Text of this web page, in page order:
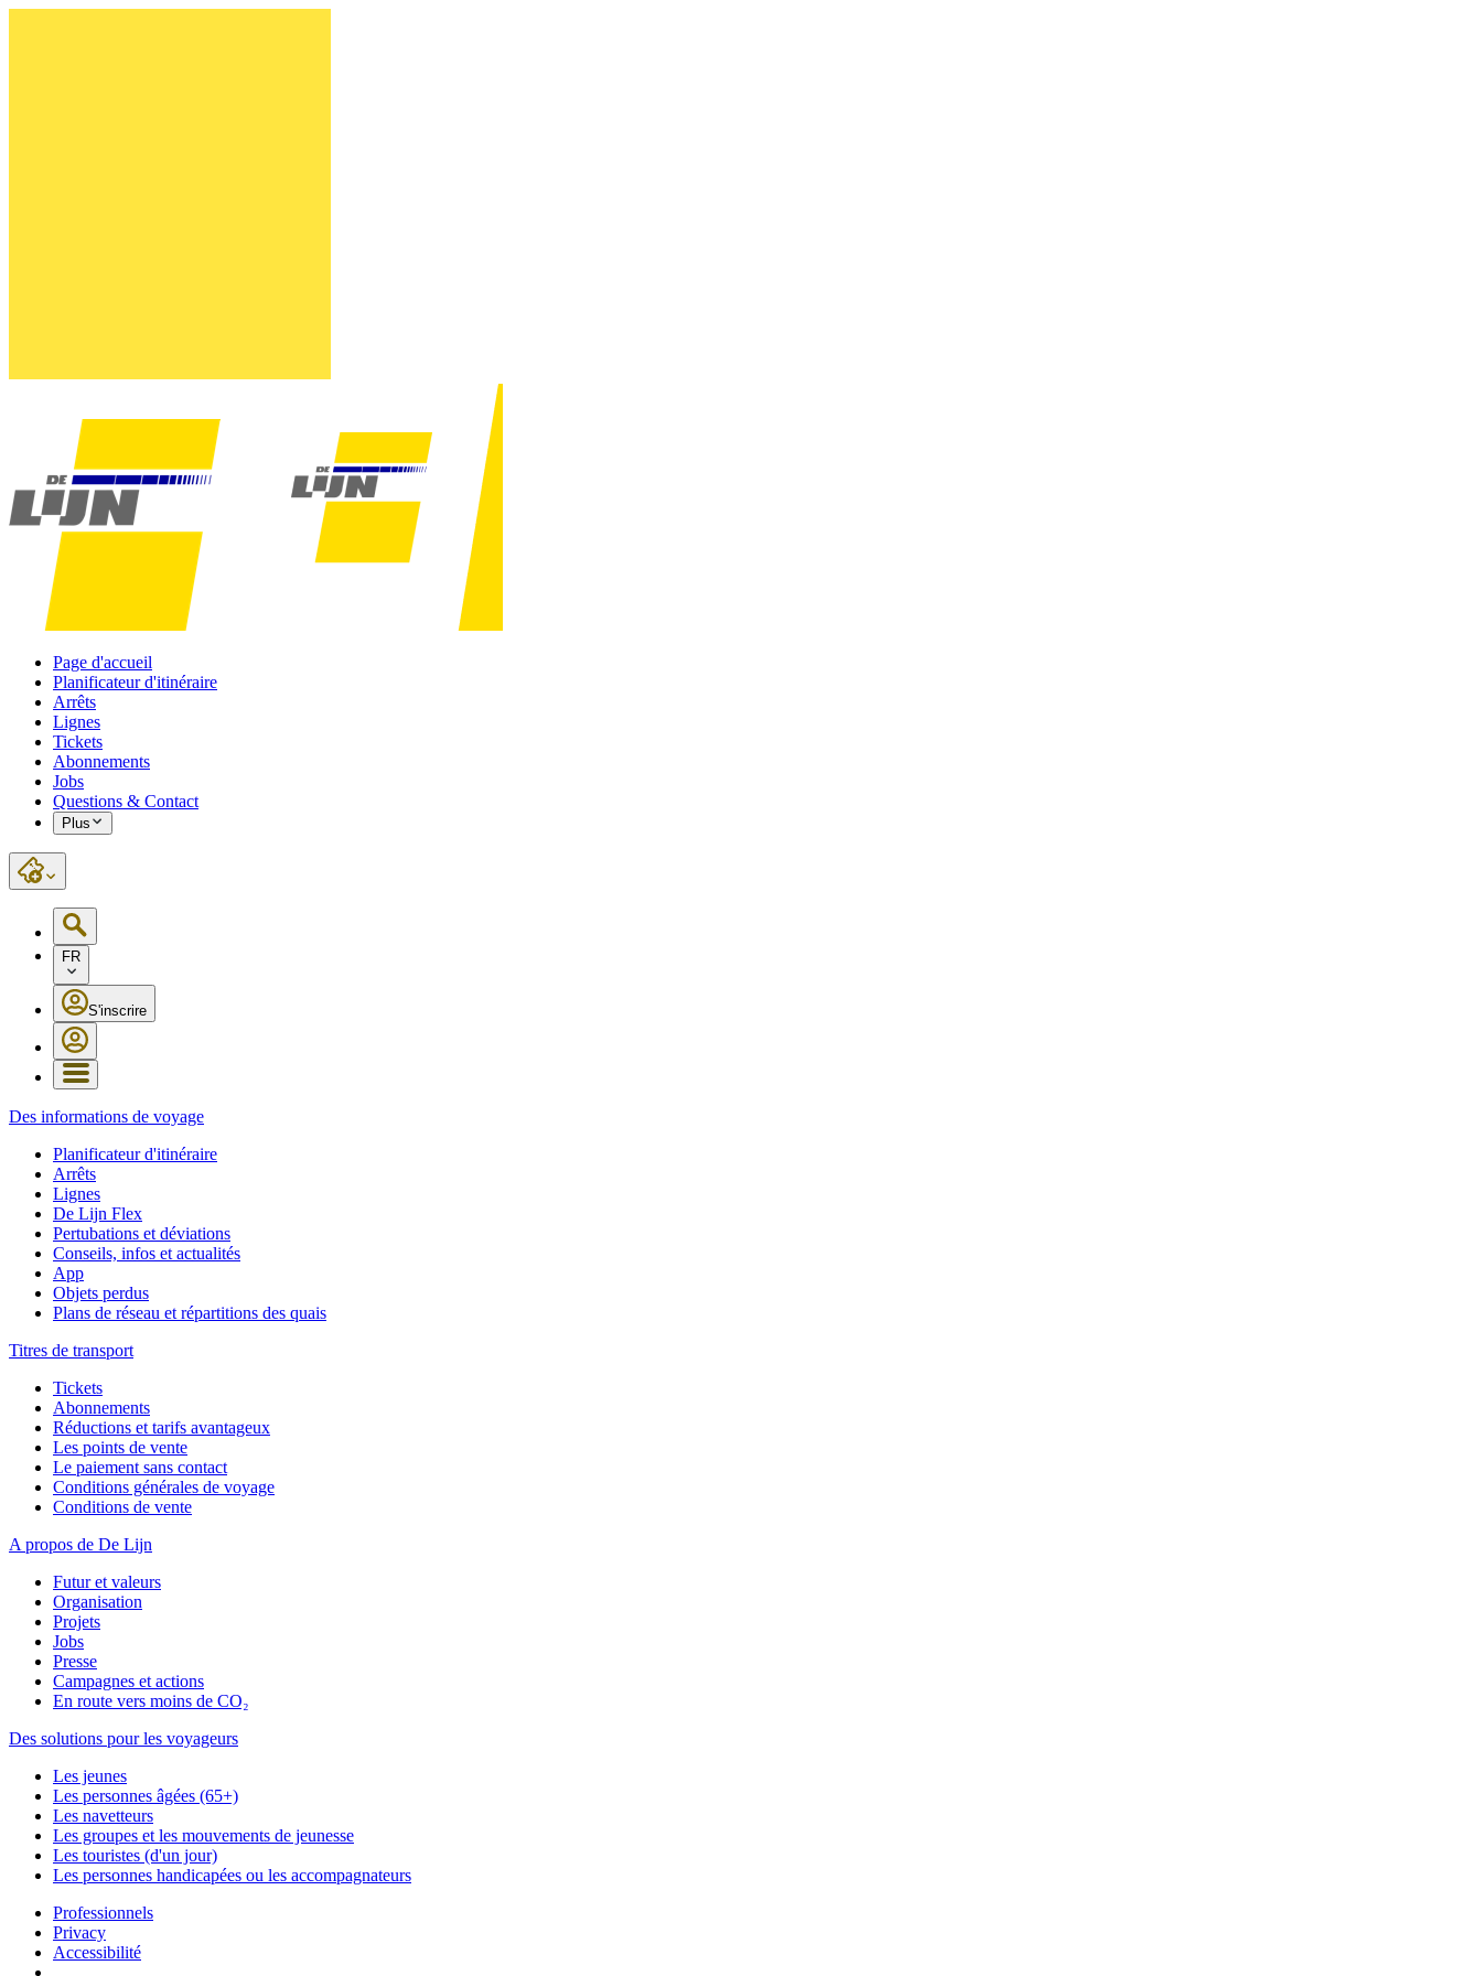
Page d'accueil
Planificateur d'itinéraire
Arrêts
Lignes
Tickets
Abonnements
Jobs
Questions & Contact
Plus
FR
S'inscrire
Des informations de voyage
Planificateur d'itinéraire
Arrêts
Lignes
De Lijn Flex
Pertubations et déviations
Conseils, infos et actualités
App
Objets perdus
Plans de réseau et répartitions des quais
Titres de transport
Tickets
Abonnements
Réductions et tarifs avantageux
Les points de vente
Le paiement sans contact
Conditions générales de voyage
Conditions de vente
A propos de De Lijn
Futur et valeurs
Organisation
Projets
Jobs
Presse
Campagnes et actions
En route vers moins de CO₂
Des solutions pour les voyageurs
Les jeunes
Les personnes âgées (65+)
Les navetteurs
Les groupes et les mouvements de jeunesse
Les touristes (d'un jour)
Les personnes handicapées ou les accompagnateurs
Professionnels
Privacy
Accessibilité